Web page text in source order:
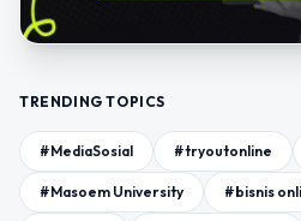
TRENDING TOPICS
#MediaSosial #tryoutonline
#Masoem University #bisnis